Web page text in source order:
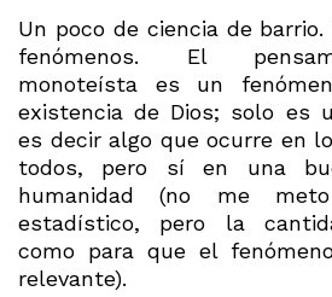
Un poco de ciencia de
fenómenos. El
monoteísta es un
existencia de Dios; solo es
es decir algo que ocurre en
todos, pero sí en una
humanidad (no me
estadístico, pero la
como para que el
relevante).